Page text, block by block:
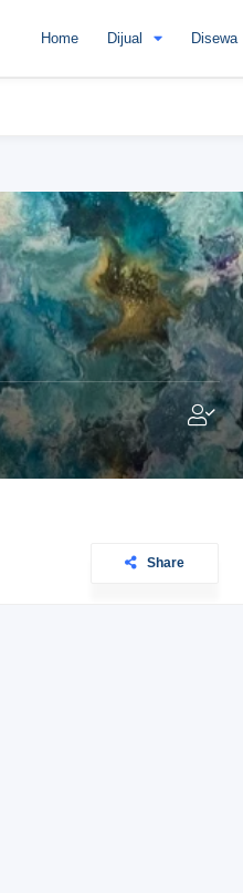
Home Dijual Disewa
Share